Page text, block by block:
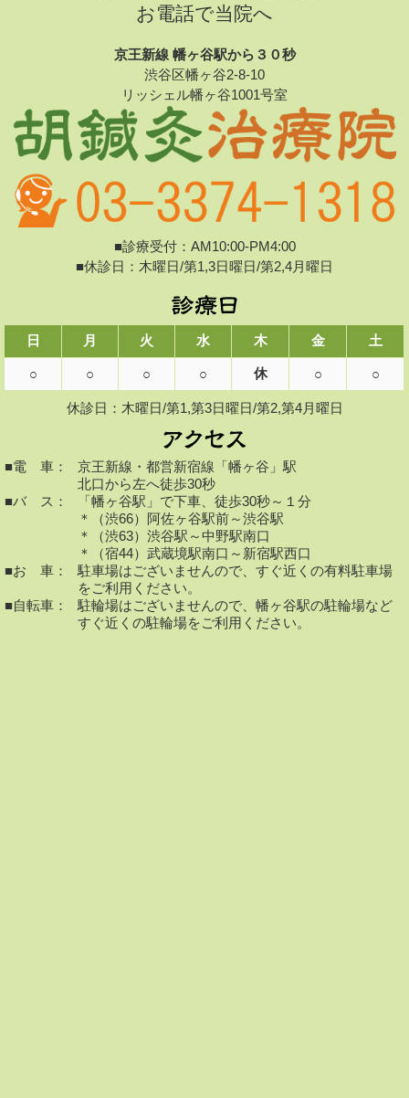
お電話で当院へ
京王新線 幡ヶ谷駅から３０秒
渋谷区幡ヶ谷2-8-10
リッシェル幡ヶ谷1001号室
■診療受付：AM10:00-PM4:00
■休診日：木曜日/第1,3日曜日/第2,4月曜日
日 月 火 水 木 金 土
○ ○ ○ ○ 休 ○ ○
休診日：木曜日/第1,第3日曜日/第2,第4月曜日
■電 車：
京王新線・都営新宿線「幡ヶ谷」駅
北口から左へ徒歩30秒
■バ ス：
「幡ヶ谷駅」で下車、徒歩30秒～１分
＊（渋66）阿佐ヶ谷駅前～渋谷駅
＊（渋63）渋谷駅～中野駅南口
＊（宿44）武蔵境駅南口～新宿駅西口
■お 車：
駐車場はございませんので、すぐ近くの有料駐車場
をご利用ください。
■自転車：
駐輪場はございませんので、幡ヶ谷駅の駐輪場など
すぐ近くの駐輪場をご利用ください。